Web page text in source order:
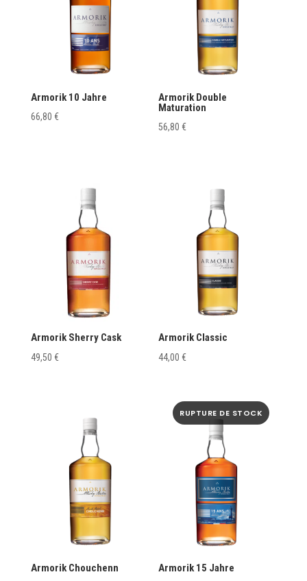
Armorik 10 Jahre
66,80 €
Armorik Double
Maturation
56,80€
Armorik Sherry Cask
49,50 €
Armorik Classic
44,00€
Armorik Chouchenn Armorik 15 Jahre